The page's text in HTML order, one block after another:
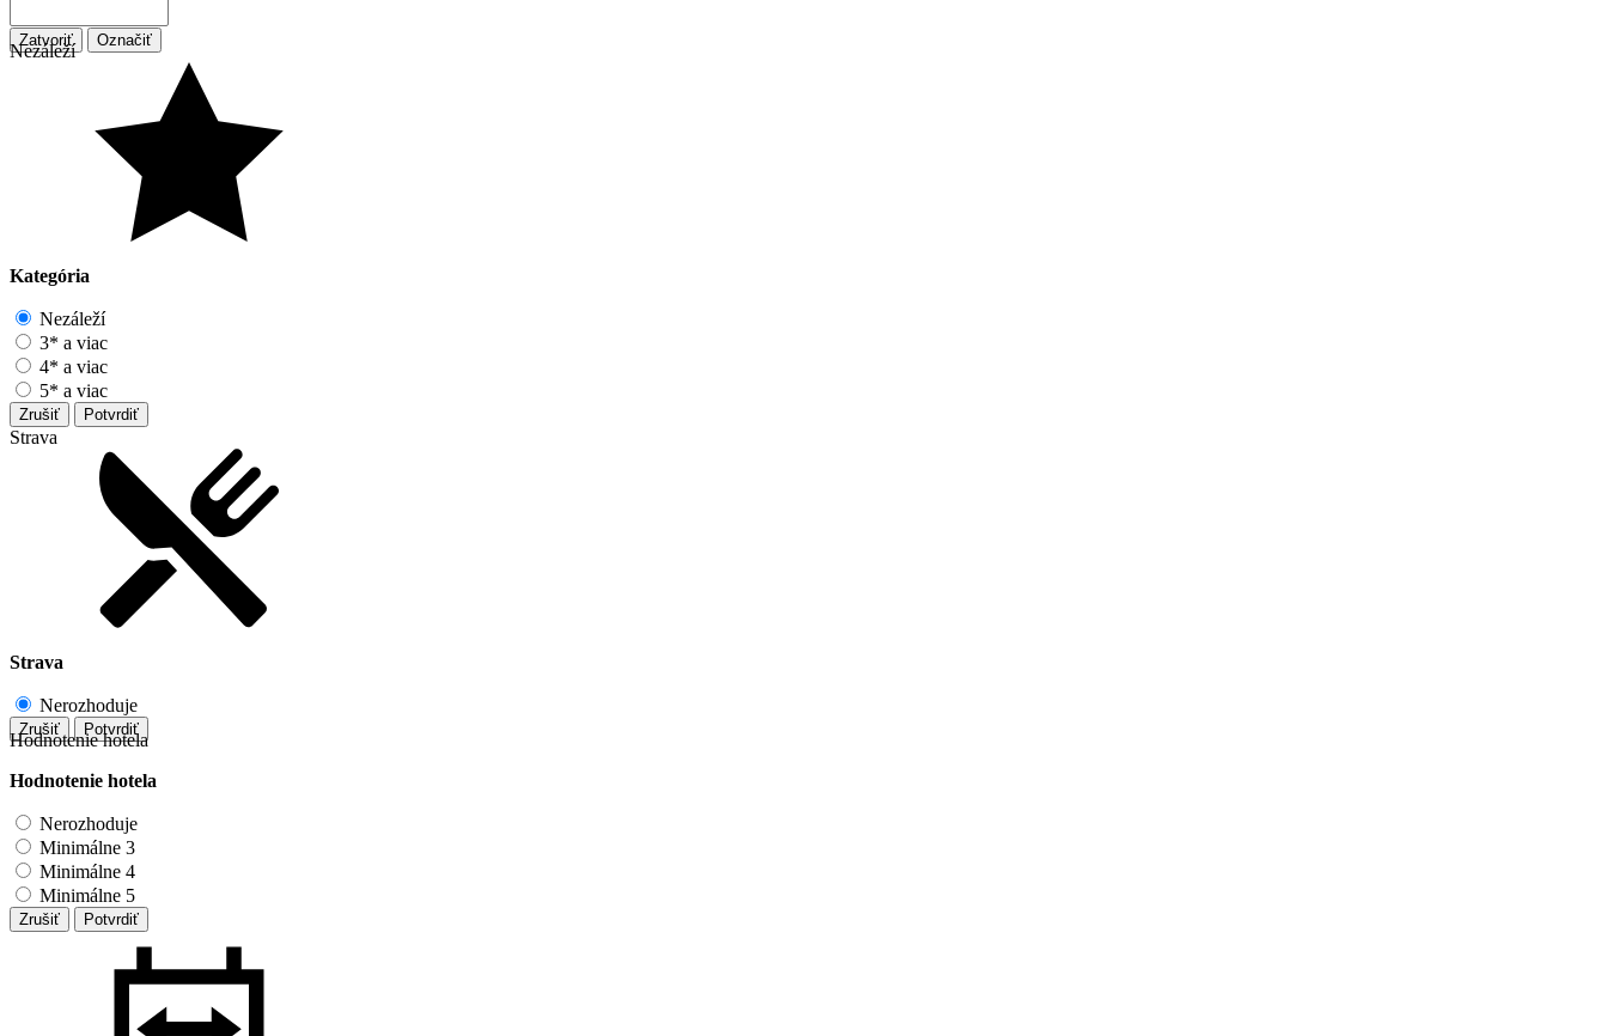
Zatvoriť Označiť
Nezáleží
Kategória
Nezáleží
3* a viac
4* a viac
5* a viac
Zrušiť Potvrdiť
Strava
Strava
Nerozhoduje
Zrušiť Potvrdiť
Hodnotenie hotela
Hodnotenie hotela
Nerozhoduje
Minimálne 3
Minimálne 4
Minimálne 5
Zrušiť Potvrdiť